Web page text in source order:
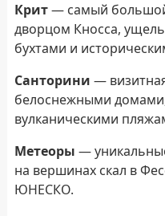
Крит— самый большой
дворцом Кносса,
бухтами и
Санторини —
белоснежными
вулканическими
Метеоры —
на вершинах скал в
ЮНЕСКО.